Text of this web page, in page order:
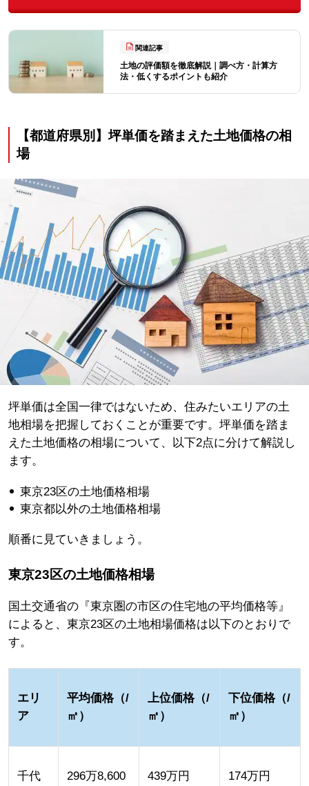
関連記事
土地の評価額を徹底解説｜調べ方・計算方
法・低くするポイントも紹介
【都道府県別】坪単価を踏まえた土地価格の相
場
坪単価は全国一律ではないため、住みたいエリアの土
地相場を把握しておくことが重要です。坪単価を踏ま
えた土地価格の相場について、以下2点に分けて解説し
ます。
東京23区の土地価格相場
東京都以外の土地価格相場
順番に見ていきましょう。
東京23区の土地価格相場
国土交通省の『東京圏の市区の住宅地の平均価格等』
によると、東京23区の土地相場価格は以下のとおりで
す。
エリ
ア
平均価格（/
㎡）
上位価格（/
㎡）
下位価格（/
㎡）
千代
296万8,600
439万円 174万円